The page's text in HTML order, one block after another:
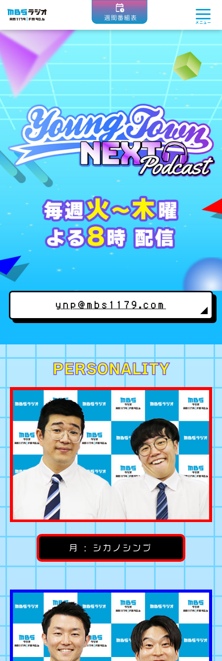
MBSラジオ 1179|FM90.6 メニュー
ynp@mbs1179.com
PERSONALITY
月 : シカノシンプ